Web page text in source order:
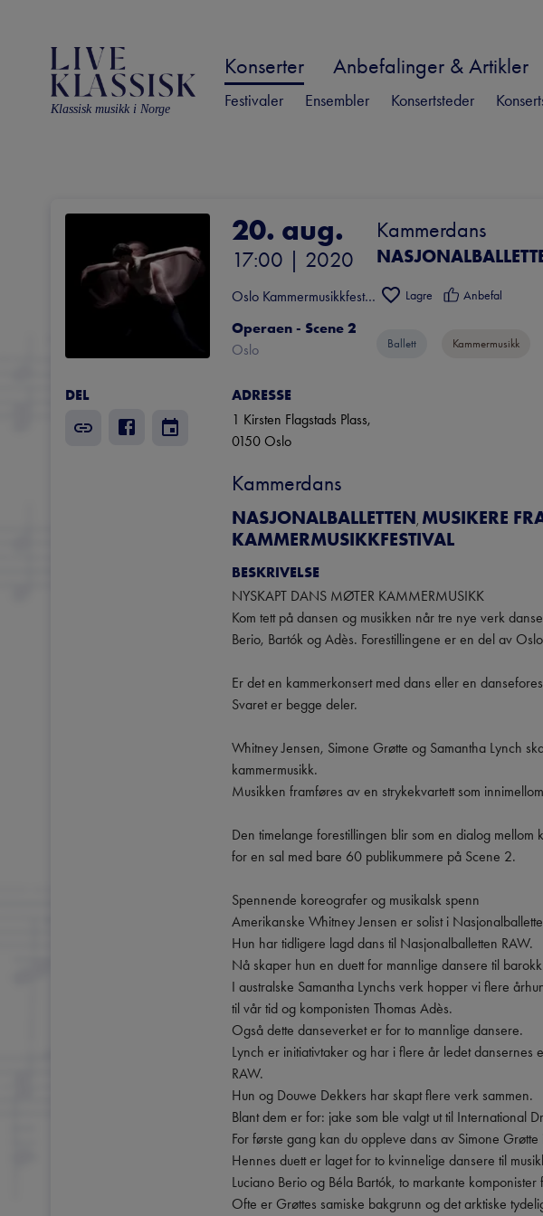
Klassisk musikk i Norge
Konserter Anbefalinger & Artikler
Festivaler Ensembler Konsertsteder
20. aug.
17:00 | 2020
Oslo Kammermusikkfestival
Operaen - Scene 2
Oslo
Kammerdans
Lagre Anbefal
Ballett Kammermusikk
DEL
ADRESSE
1 Kirsten Flagstads Plass,
0150 Oslo
Kammerdans
NASJONALBALLETTEN MUSIKERE
KAMMERMUSIKKFESTIVAL
BESKRIVELSE
NYSKAPT DANS MØTER KAMMERMUSIKK
Kom tett på dansen og musikken når tre nye verk
Berio, Bartók og Adès. Forestillingene er en del av
Er det en kammerkonsert med dans eller en
Svaret er begge deler.
Whitney Jensen, Simone Grøtte og Samantha Lynch
kammermusikk.
Musikken framføres av en strykekvartett som
Den timelange forestillingen blir som en dialog mellom
for en sal med bare 60 publikummere på Scene 2.
Spennende koreografer og musikalsk spenn
Amerikanske Whitney Jensen er solist i
Hun har tidligere lagd dans til Nasjonalballetten RAW.
Nå skaper hun en duett for mannlige dansere til
I australske Samantha Lynchs verk hopper vi flere
til vår tid og komponisten Thomas Adès.
Også dette danseverket er for to mannlige dansere.
Lynch er initiativtaker og har i flere år ledet dansernes
RAW.
Hun og Douwe Dekkers har skapt flere verk sammen.
Blant dem er for: jake som ble valgt ut til International
For første gang kan du oppleve dans av Simone
Hennes duett er laget for to kvinnelige dansere til
Luciano Berio og Béla Bartók, to markante
Ofte er Grøttes samiske bakgrunn og det arktiske